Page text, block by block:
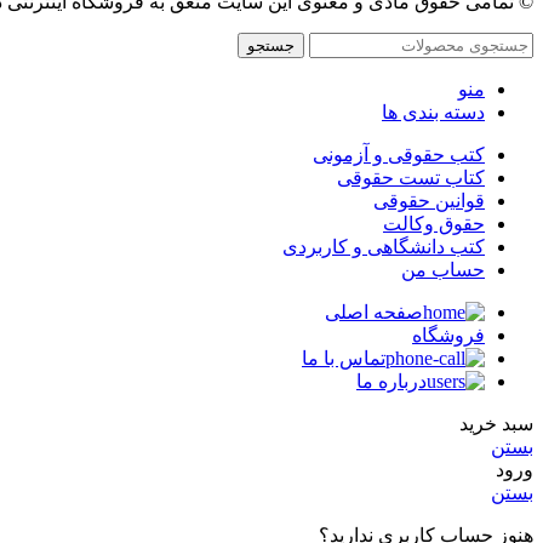
جستجو
منو
دسته بندی ها
کتب حقوقی و آزمونی
کتاب تست حقوقی
قوانین حقوقی
حقوق وکالت
کتب دانشگاهی و کاربردی
حساب من
صفحه اصلی
فروشگاه
تماس با ما
درباره ما
سبد خرید
بستن
ورود
بستن
هنوز حساب کاربری ندارید؟